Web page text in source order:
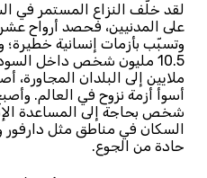
لقد خلّف النزاع المستمر في
على المدنيين، فحصد أرواح
وتسبّب بأزمات إنسانية خطيرة؛
10.5 مليون شخص داخل
ملايين إلى البلدان المجاورة،
شخص بحاجة إلى المساعدة
السكان في مناطق مثل دارفور
حادة من الجوع.